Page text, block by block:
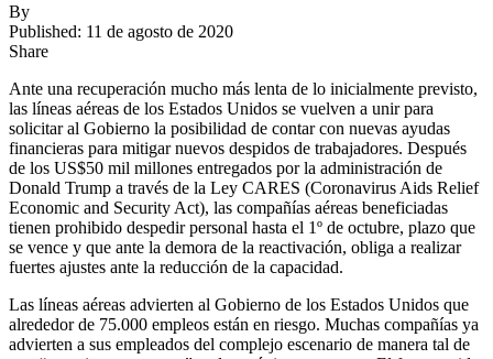
By
Published: 11 de agosto de 2020
Share
Ante una recuperación mucho más lenta de lo inicialmente previsto,
las líneas aéreas de los Estados Unidos se vuelven a unir para
solicitar al Gobierno la posibilidad de contar con nuevas ayudas
financieras para mitigar nuevos despidos de trabajadores. Después
de los US$50 mil millones entregados por la administración de
Donald Trump a través de la Ley CARES (Coronavirus Aids Relief
Economic and Security Act), las compañías aéreas beneficiadas
tienen prohibido despedir personal hasta el 1º de octubre, plazo que
se vence y que ante la demora de la reactivación, obliga a realizar
fuertes ajustes ante la reducción de la capacidad.
Las líneas aéreas advierten al Gobierno de los Estados Unidos que
alrededor de 75.000 empleos están en riesgo. Muchas compañías ya
advierten a sus empleados del complejo escenario de manera tal de